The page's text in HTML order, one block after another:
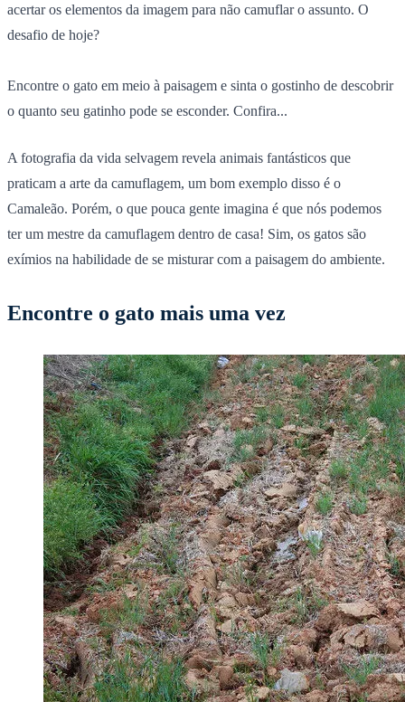
acertar os elementos da imagem para não camuflar o assunto. O
desafio de hoje?
Encontre o gato em meio à paisagem e sinta o gostinho de descobrir
o quanto seu gatinho pode se esconder. Confira...
A fotografia da vida selvagem revela animais fantásticos que
praticam a arte da camuflagem, um bom exemplo disso é o
Camaleão. Porém, o que pouca gente imagina é que nós podemos
ter um mestre da camuflagem dentro de casa! Sim, os gatos são
exímios na habilidade de se misturar com a paisagem do ambiente.
Encontre o gato mais uma vez